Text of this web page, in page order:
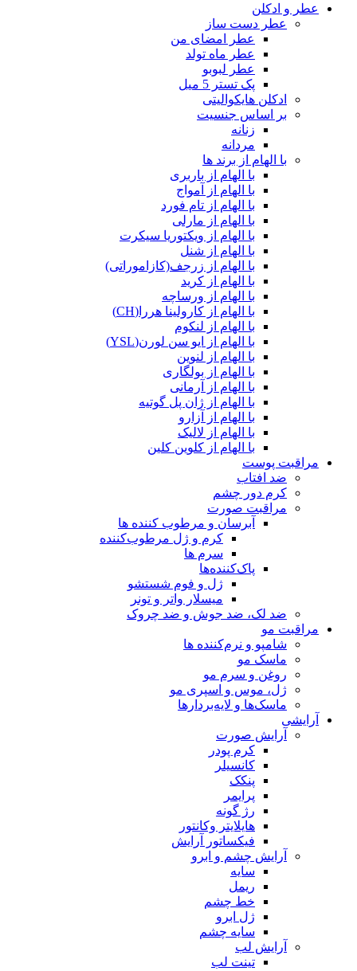
عطر و ادکلن
عطر دست ساز
عطر امضای من
عطر ماه تولد
عطر لبوبو
پک تستر 5 میل
ادکلن هایکوالیتی
بر اساس جنسیت
زنانه
مردانه
با الهام از برند ها
با الهام از باربری
با الهام از آمواج
با الهام از تام فورد
با الهام از مارلی
با الهام از ویکتوریا سیکرت
با الهام از شنل
با الهام از زرجف(کازاموراتی)
با الهام از کرید
با الهام از ورساچه
با الهام از کارولینا هررا(CH)
با الهام از لنکوم
با الهام از ایو سن لورن(YSL)
با الهام از لنوین
با الهام از بولگاری
با الهام از آرمانی
با الهام از ژان پل گوتیه
با الهام از آزارو
با الهام از لالیک
با الهام از کلوین کلین
مراقبت پوست
ضد افتاب
کرم دور چشم
مراقبت صورت
آبرسان و مرطوب کننده ها
کرم و ژل مرطوب‌کننده
سرم ها
پاک‌کننده‌ها
ژل و فوم شستشو
میسلار واتر و تونر
ضد لک، ضد جوش و ضد چروک
مراقبت مو
شامپو و نرم‌کننده ها
ماسک مو
روغن و سرم مو
ژل، موس و اسپری مو
ماسک‌ها و لایه‌بردارها
آرایشی
آرایش صورت
کرم پودر
کانسیلر
پنکک
پرایمر
رژ گونه
هایلایتر وکانتور
فیکساتور آرایش
آرایش چشم و ابرو
سایه
ریمل
خط چشم
ژل ابرو
سایه چشم
آرایش لب
تینت لب